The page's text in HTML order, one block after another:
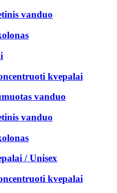
vanduo
kvepalai
vanduo
vanduo
/ Unisex
kvepalai